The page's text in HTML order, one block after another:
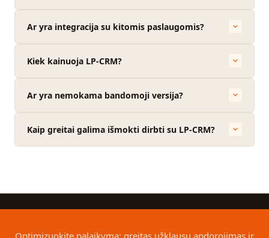
Ar yra integracija su kitomis paslaugomis?
Kiek kainuoja LP-CRM?
Ar yra nemokama bandomoji versija?
Kaip greitai galima išmokti dirbti su LP-CRM?
Optimizuokite palaikymą: greitas užklausų apdorojimas ir